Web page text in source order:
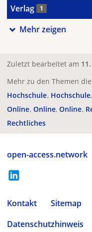
Verlag 1
Mehr zeigen
Zuletzt bearbeitet am
Mehr zu den Themen
Hochschule Hochschule
Online Online Online
Rechtliches
open-access.network
Kontakt Sitemap
Datenschutzhinweis